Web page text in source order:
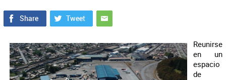
Reunirse
en un
espacio
de